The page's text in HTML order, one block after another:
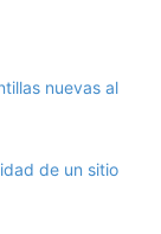
nuevas al
de un sitio